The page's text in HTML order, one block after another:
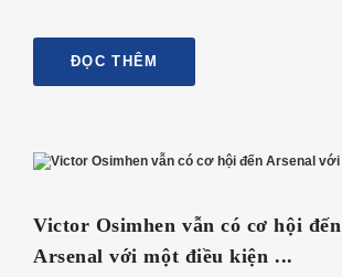
ĐỌC THÊM
Victor Osimhen vẫn có cơ hội đến
Arsenal với một điều kiện ...